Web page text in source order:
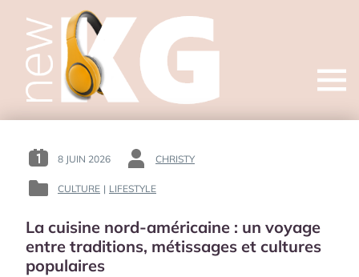
Open
POSTED
ON
8 JUIN 2026
BY
CHRISTY
POSTED
:
CULTURE | LIFESTYLE
La cuisine nord-américaine : un voyage
entre traditions, métissages et cultures
populaires